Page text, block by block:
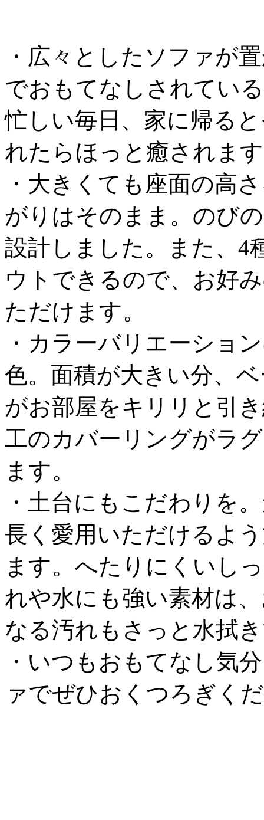
・広々としたソファが
でおもてなしされてい
忙しい毎日、家に帰る
れたらほっと癒されま
・大きくても座面の高
がりはそのまま。のび
設計しました。また、4
ウトできるので、お好
ただけます。
・カラーバリエーショ
色。面積が大きい分、
がお部屋をキリリと引
工のカバーリングがラ
ます。
・土台にもこだわりを
長く愛用いただけるよ
ます。へたりにくいし
れや水にも強い素材は
なる汚れもさっと水拭
・いつもおもてなし気
ァでぜひおくつろぎく